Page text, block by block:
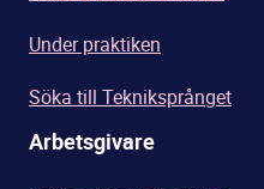
Under praktiken
Söka till Tekniksprånget
Arbetsgivare